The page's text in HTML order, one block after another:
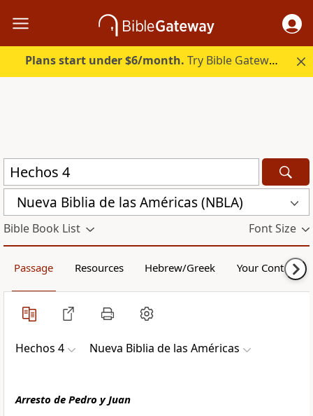
Plans start under $6/month. Try Bible Gateway Plus.
Nueva Biblia de las Américas (NBLA)
Bible Book List Font Size
Passage Resources Hebrew/Greek Your Content
Hechos 4 Nueva Biblia de las Américas
Arresto de Pedro y Juan